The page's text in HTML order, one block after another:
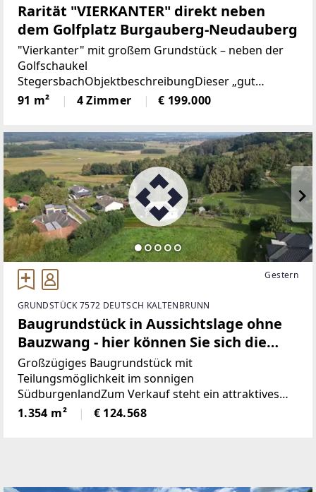
Rarität "VIERKANTER" direkt neben
dem Golfplatz Burgauberg-Neudauberg
"Vierkanter" mit großem Grundstück – neben der
Golfschaukel
StegersbachObjektbeschreibungDieser „gut
erhaltene“ Vierkanthof liegt in der begehrten Golf-
und Thermenregion Stegersbach und bietet ein
91 m² 4 Zimmer € 199.000
Gestern
GRUNDSTÜCK 7572 DEUTSCH KALTENBRUNN
Baugrundstück in Aussichtslage ohne
Bauzwang - hier können Sie sich die
Grundstücksgröße noch aussuchen!
Großzügiges Baugrundstück mit
Teilungsmöglichkeit im sonnigen
SüdburgenlandZum Verkauf steht ein attraktives
Baugrundstück mit einer Gesamtfläche von 5.418
m² in schöner, sonniger Ruhelage. Das Grundstück
1.354 m² € 124.568